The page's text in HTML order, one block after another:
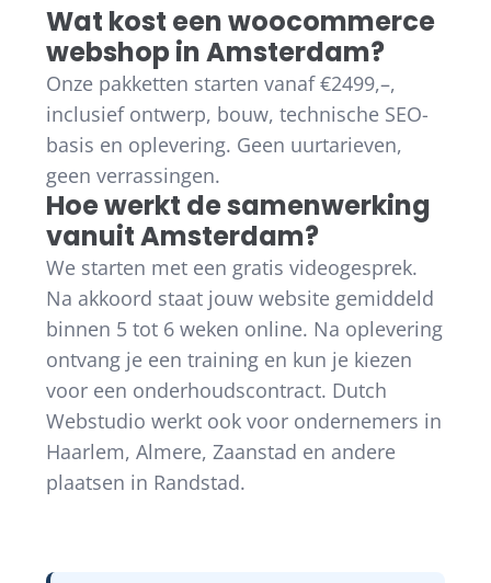
Wat kost een woocommerce
webshop in Amsterdam?
Onze pakketten starten vanaf €2499,–,
inclusief ontwerp, bouw, technische SEO-
basis en oplevering. Geen uurtarieven,
geen verrassingen.
Hoe werkt de samenwerking
vanuit Amsterdam?
We starten met een gratis videogesprek.
Na akkoord staat jouw website gemiddeld
binnen 5 tot 6 weken online. Na oplevering
ontvang je een training en kun je kiezen
voor een onderhoudscontract. Dutch
Webstudio werkt ook voor ondernemers in
Haarlem, Almere, Zaanstad en andere
plaatsen in Randstad.